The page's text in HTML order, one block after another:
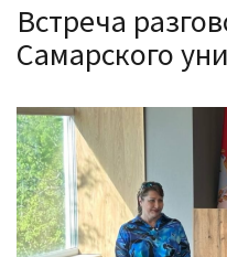
Встреча
Самарского